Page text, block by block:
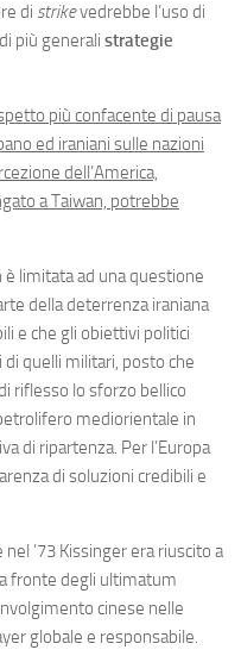
di strikevedrebbe l’uso di
più generali strategie
più confacente di pausa
ed iraniani sulle nazioni
dell’America,
a Taiwan, potrebbe
limitata ad una questione
della deterrenza iraniana
e che gli obiettivi politici
quelli militari, posto che
riflesso lo sforzo bellico
mediorientale in
di ripartenza. Per l’Europa
di soluzioni credibili e
’73 Kissinger era riuscito a
fronte degli ultimatum
cinese nelle
globale e responsabile.